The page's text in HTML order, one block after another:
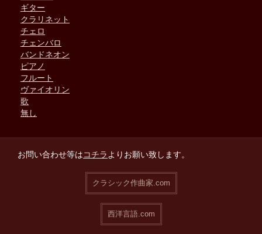
ギター
クラリネット
チェロ
チェンバロ
バンドネオン
ピアノ
フルート
ヴァイオリン
歌
無し
お問い合わせ等はコチラ よりお願い致します。
クラシック作曲家.com
西洋言語.com